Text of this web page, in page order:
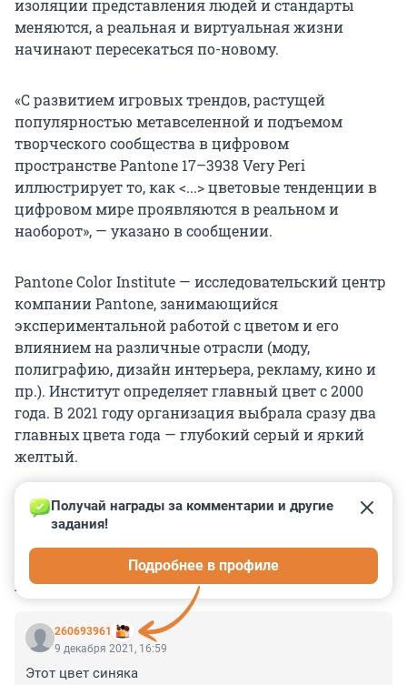
изоляции представления людей и стандарты
меняются, а реальная и виртуальная жизни
начинают пересекаться по-новому.
«С развитием игровых трендов, растущей
популярностью метавселенной и подъемом
творческого сообщества в цифровом
пространстве Pantone 17–3938 Very Peri
иллюстрирует то, как <...> цветовые тенденции в
цифровом мире проявляются в реальном и
наоборот», — указано в сообщении.
Pantone Color Institute — исследовательский центр
компании Pantone, занимающийся
экспериментальной работой с цветом и его
влиянием на различные отрасли (моду,
полиграфию, дизайн интерьера, рекламу, кино и
пр.). Институт определяет главный цвет с 2000
года. В 2021 году организация выбрала сразу два
главных цвета года — глубокий серый и яркий
желтый.
КОММЕНТАРИИ 8
260693961
Получай награды за комментарии и другие
задания!
Подробнее в профиле
9 декабря 2021, 16:59
Этот цвет синяка